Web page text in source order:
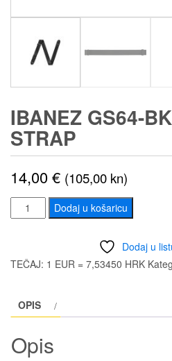
IBANEZ GS64-
STRAP
14,00€ (105,00 kn)
IBANEZ
GS64-
GUITAR
Dodaj u košaricu
Dodaj u
TEČAJ: 1 EUR = 7,53450 HRK
OPIS
Opis